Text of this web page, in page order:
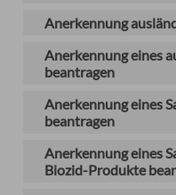
Anerkennung
Anerkennung eines
beantragen
Anerkennung eines
beantragen
Anerkennung eines
Biozid-Produkte